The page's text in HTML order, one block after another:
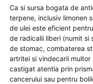
Ca si sursa bogata de
terpene, inclusiv limonen
de ulei este eficient
de radicalii liberi (numit si
de stomac, combaterea
artritei si vindecarii
castigat atentia prin
cancerului sau pentru